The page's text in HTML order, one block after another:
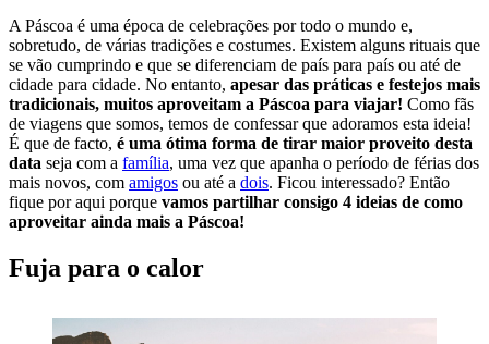
A Páscoa é uma época de celebrações por todo o mundo e,
sobretudo, de várias tradições e costumes. Existem alguns rituais que
se vão cumprindo e que se diferenciam de país para país ou até de
cidade para cidade. No entanto, apesar das práticas e festejos mais
tradicionais, muitos aproveitam a Páscoa para viajar! Como fãs
de viagens que somos, temos de confessar que adoramos esta ideia!
É que de facto, é uma ótima forma de tirar maior proveito desta
data seja com a família, uma vez que apanha o período de férias dos
mais novos, com amigos ou até a dois. Ficou interessado? Então
fique por aqui porque vamos partilhar consigo 4 ideias de como
aproveitar ainda mais a Páscoa!
Fuja para o calor